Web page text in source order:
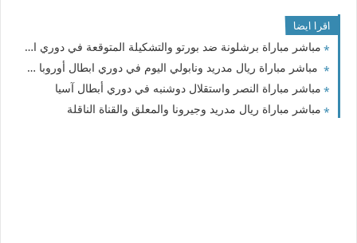
اقرا ايضا
مباشر مباراة برشلونة ضد بورتو والتشكيلة المتوقعة في دوري الأبطال
مباشر مباراة ريال مدريد ونابولي اليوم في دوري ابطال أوروبا والقنوات الناقلة
مباشر مباراة النصر واستقلال دوشنبه في دوري أبطال آسيا
مباشر مباراة ريال مدريد وجيرونا والمعلق والقناة الناقلة